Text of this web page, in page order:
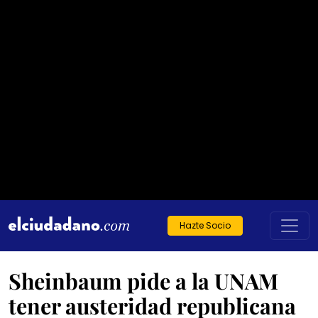
Hazte Socio
Sheinbaum pide a la UNAM
tener austeridad republicana